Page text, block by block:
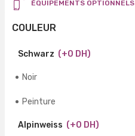
ÉQUIPEMENTS OPTIONNELS
COULEUR
Schwarz (+0 DH)
Noir
Peinture
Alpinweiss (+0 DH)